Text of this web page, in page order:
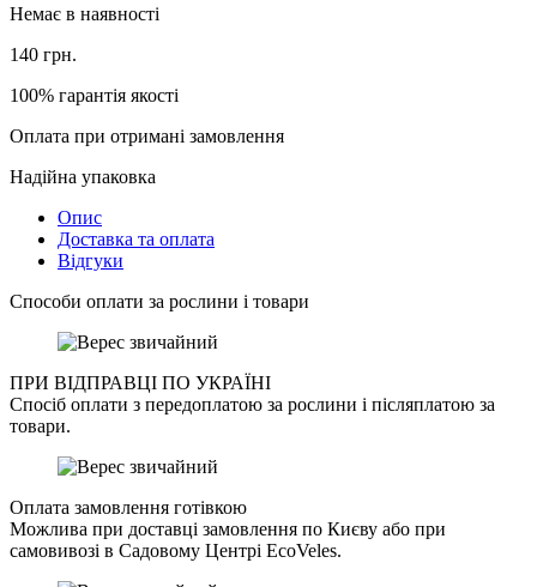
Немає в наявності
140 грн.
100% гарантія якості
Оплата при отримані замовлення
Надійна упаковка
Опис
Доставка та оплата
Відгуки
Способи оплати за рослини і товари
ПРИ ВІДПРАВЦІ ПО УКРАЇНІ
Спосіб оплати з передоплатою за рослини і післяплатою за
товари.
Оплата замовлення готівкою
Можлива при доставці замовлення по Києву або при
самовивозі в Садовому Центрі EcoVeles.